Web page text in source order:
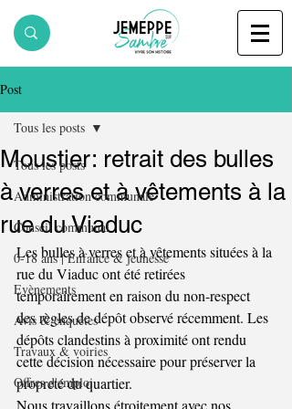
Post
Tous les posts
Administration communale
Conseil communal
0-18 ans | Enfance & jeunesse
Evènements
Avis & enquêtes
Travaux & voiries
Offres d'emploi
Tous les posts
Moustier: retrait des bulles
à verres et à vêtements à la
rue du Viaduc
Les bulles à verres et à vêtements situées à la
rue du Viaduc ont été retirées
temporairement en raison du non-respect
des règles de dépôt observé récemment. Les
dépôts clandestins à proximité ont rendu
cette décision nécessaire pour préserver la
propreté du quartier.
Nous travaillons étroitement avec nos